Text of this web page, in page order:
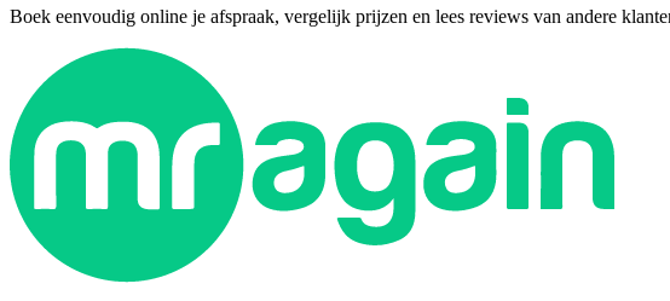
Boek eenvoudig online je afspraak, vergelijk prijzen en lees reviews van andere